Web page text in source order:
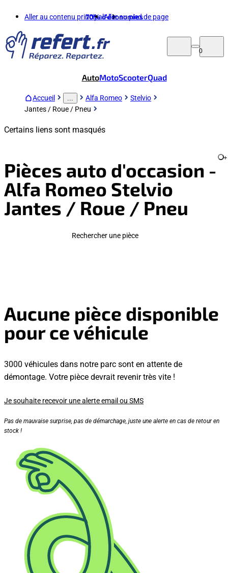
Aller au contenu principalAller au pied de page
70%d'économies
0
AutoMotoScooterQuad
Accueil Alfa Romeo
Stelvio
Jantes / Roue / Pneu
Certains liens sont masqués
Pièces auto d'occasion -
Alfa Romeo Stelvio
Jantes / Roue / Pneu
+
Rechercher une pièce
Aucune pièce disponible
pour ce véhicule
3000 véhicules dans notre parc sont en attente de
démontage. Votre pièce devrait revenir très vite !
Je souhaite recevoir une alerte email ou SMS
Pas de mauvaise surprise, pas de démarchage, juste une alerte en cas de retour en
stock !